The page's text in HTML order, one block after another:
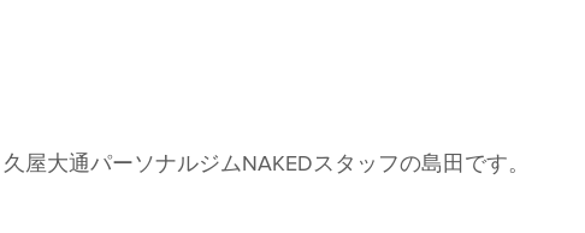
屋大通パーソナルジムNAKEDスタッフの島田です。